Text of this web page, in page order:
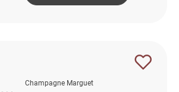
Champagne Marguet